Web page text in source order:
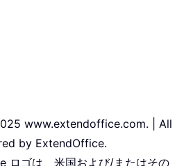
www.extendoffice.com. | All
by ExtendOffice.
ゴは、米国および/またはその